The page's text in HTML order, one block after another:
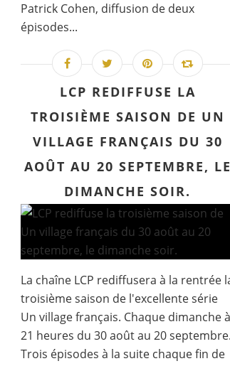
Patrick Cohen, diffusion de deux
épisodes...
LCP REDIFFUSE LA
TROISIÈME SAISON DE UN
VILLAGE FRANÇAIS DU 30
AOÛT AU 20 SEPTEMBRE, LE
DIMANCHE SOIR.
La chaîne LCP rediffusera à la rentrée
troisième saison de l'excellente série
Un village français. Chaque dimanche à
21 heures du 30 août au 20 septembre.
Trois épisodes à la suite chaque fin de